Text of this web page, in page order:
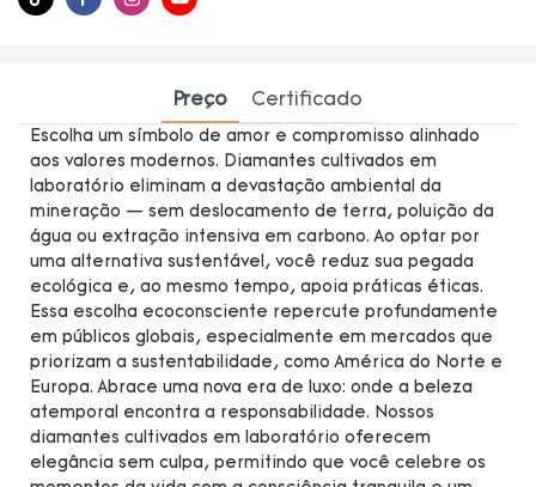
Preço Certificado
Escolha um símbolo de amor e compromisso alinhado
aos valores modernos. Diamantes cultivados em
laboratório eliminam a devastação ambiental da
mineração — sem deslocamento de terra, poluição da
água ou extração intensiva em carbono. Ao optar por
uma alternativa sustentável, você reduz sua pegada
ecológica e, ao mesmo tempo, apoia práticas éticas.
Essa escolha ecoconsciente repercute profundamente
em públicos globais, especialmente em mercados que
priorizam a sustentabilidade, como América do Norte e
Europa. Abrace uma nova era de luxo: onde a beleza
atemporal encontra a responsabilidade. Nossos
diamantes cultivados em laboratório oferecem
elegância sem culpa, permitindo que você celebre os